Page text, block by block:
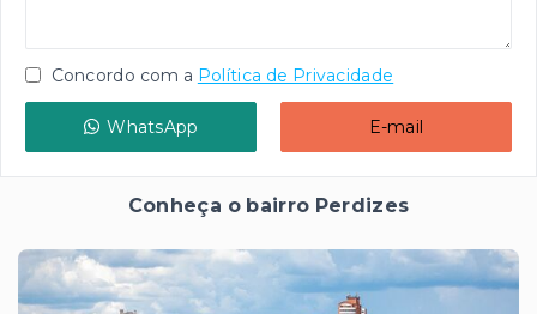
Concordo com a Política de Privacidade
WhatsApp E-mail
Conheça o bairro Perdizes